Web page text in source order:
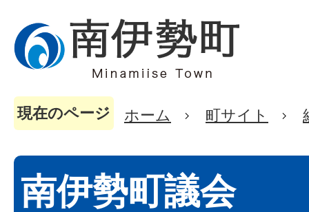
現在のページ ホーム 町サイト
南伊勢町議会